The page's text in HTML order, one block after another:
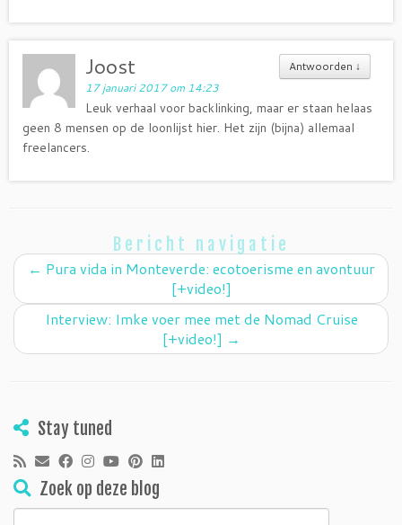
Antwoorden ↓
Joost
17 januari 2017 om 14:23
Leuk verhaal voor backlinking, maar er staan helaas
geen 8 mensen op de loonlijst hier. Het zijn (bijna) allemaal
freelancers.
Bericht navigatie
← Pura vida in Monteverde: ecotoerisme en avontuur
[+video!]
Interview: Imke voer mee met de Nomad Cruise
[+video!] →
Stay tuned
Zoek op deze blog